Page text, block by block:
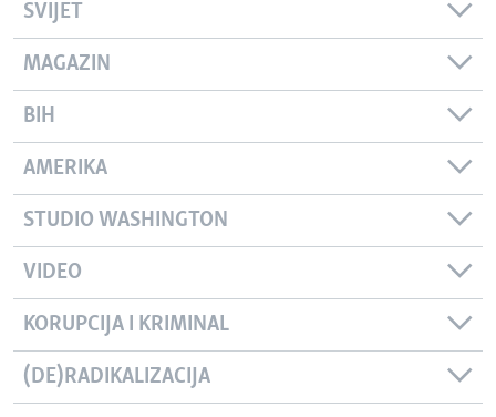
SVIJET
MAGAZIN
BIH
AMERIKA
STUDIO WASHINGTON
VIDEO
KORUPCIJA I KRIMINAL
(DE)RADIKALIZACIJA